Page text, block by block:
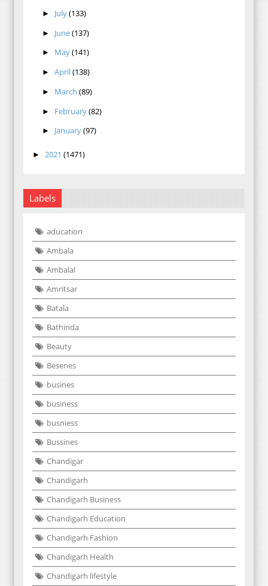
► July(133)
► June(137)
► May(141)
► April(138)
► March (89)
► February(82)
► January(97)
► 2021 (1471)
Labels
aducation
Ambala
Ambalal
Amritsar
Batala
Bathinda
Beauty
Besenes
busines
business
busniess
Bussines
Chandigar
Chandigarh
Chandigarh Business
Chandigarh Education
Chandigarh Fashion
Chandigarh Health
Chandigarh lifestyle